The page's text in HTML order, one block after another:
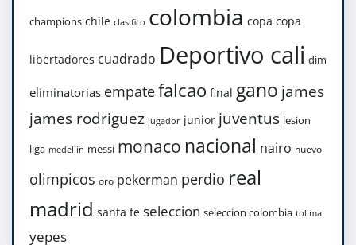
champions chile clasifico colombia copa copa
libertadores cuadrado Deportivo cali dim
eliminatorias empatefalcao final gano james
james rodriguez jugador junior juventus lesion
liga medellin messi monaco nacional nairo nuevo
olimpicos oro pekerman perdio real
madrid santa fe seleccion seleccion colombia tolima
yepes